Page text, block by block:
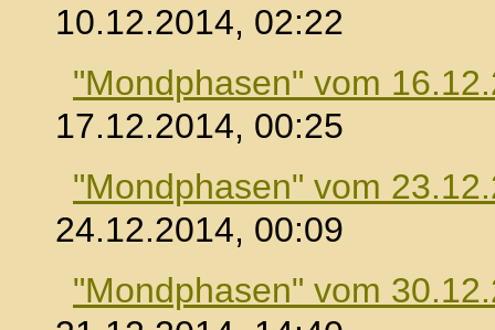
10.12.2014, 02:22
"Mondphasen" vom
17.12.2014, 00:25
"Mondphasen" vom
24.12.2014, 00:09
"Mondphasen" vom